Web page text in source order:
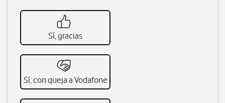
Sí, gracias
Sí, con queja a Vodafone